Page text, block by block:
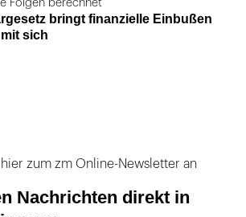
Folgen berechnet
bringt finanzielle Einbußen
sich
zum zm Online-Newsletter an
Nachrichten direkt in